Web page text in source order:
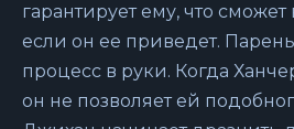
гарантирует ему, что
если он ее приведет. Парень
процесс в руки. Когда
он не позволяет ей